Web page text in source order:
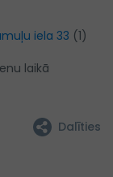
iela 33 (1)
laikā
Dalīties